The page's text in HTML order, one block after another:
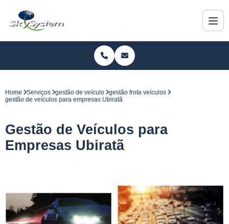
Home Serviços gestão de veículo
gestão frota veículos
gestão de veículos para empresas Ubiratã
Gestão de Veículos para
Empresas Ubiratã